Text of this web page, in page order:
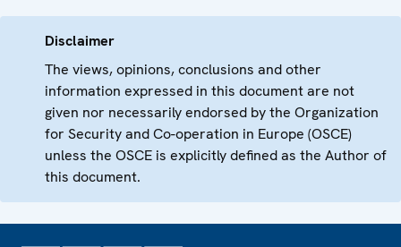
Disclaimer
The views, opinions, conclusions and other
information expressed in this document are not
given nor necessarily endorsed by the Organization
for Security and Co-operation in Europe (OSCE)
unless the OSCE is explicitly defined as the Author of
this document.